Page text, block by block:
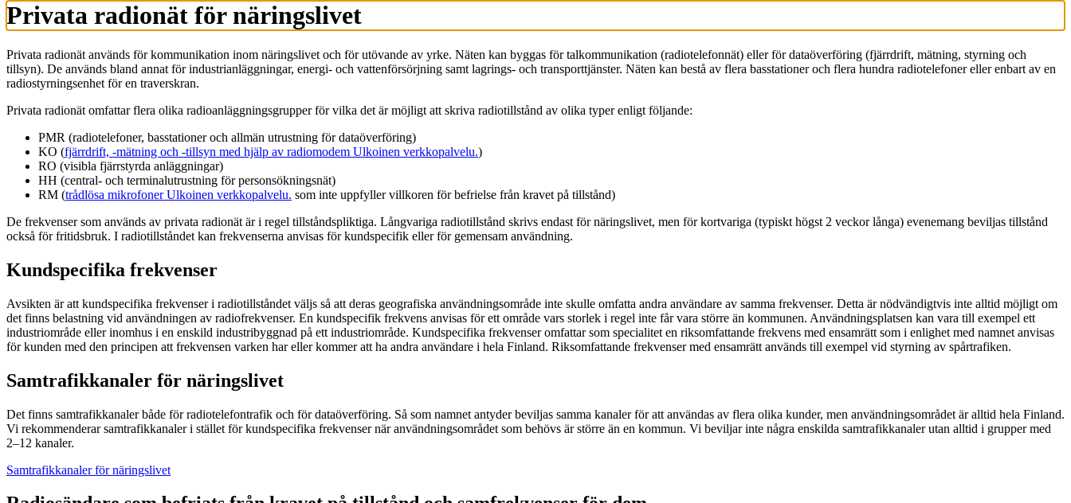
Privata radionät för näringslivet
Privata radionät används för kommunikation inom näringslivet och för utövande av yrke. Näten kan byggas för talkommunikation (radiotelefonnät) eller för dataöverföring (fjärrdrift, mätning, styrning och
tillsyn). De används bland annat för industrianläggningar, energi- och vattenförsörjning samt lagrings- och transporttjänster. Näten kan bestå av flera basstationer och flera hundra radiotelefoner eller enbart av en
radiostyrningsenhet för en traverskran.
Privata radionät omfattar flera olika radioanläggningsgrupper för vilka det är möjligt att skriva radiotillstånd av olika typer enligt följande:
PMR (radiotelefoner, basstationer och allmän utrustning för dataöverföring)
KO (fjärrdrift, -mätning och -tillsyn med hjälp av radiomodem Ulkoinen verkkopalvelu.)
RO (visibla fjärrstyrda anläggningar)
HH (central- och terminalutrustning för personsökningsnät)
RM (trådlösa mikrofoner Ulkoinen verkkopalvelu. som inte uppfyller villkoren för befrielse från kravet på tillstånd)
De frekvenser som används av privata radionät är i regel tillståndspliktiga. Långvariga radiotillstånd skrivs endast för näringslivet, men för kortvariga (typiskt högst 2 veckor långa) evenemang beviljas tillstånd
också för fritidsbruk. I radiotillståndet kan frekvenserna anvisas för kundspecifik eller för gemensam användning.
Kundspecifika frekvenser
Avsikten är att kundspecifika frekvenser i radiotillståndet väljs så att deras geografiska användningsområde inte skulle omfatta andra användare av samma frekvenser. Detta är nödvändigtvis inte alltid möjligt om
det finns belastning vid användningen av radiofrekvenser. En kundspecifik frekvens anvisas för ett område vars storlek i regel inte får vara större än kommunen. Användningsplatsen kan vara till exempel ett
industriområde eller inomhus i en enskild industribyggnad på ett industriområde. Kundspecifika frekvenser omfattar som specialitet en riksomfattande frekvens med ensamrätt som i enlighet med namnet anvisas
för kunden med den principen att frekvensen varken har eller kommer att ha andra användare i hela Finland. Riksomfattande frekvenser med ensamrätt används till exempel vid styrning av spårtrafiken.
Samtrafikkanaler för näringslivet
Det finns samtrafikkanaler både för radiotelefontrafik och för dataöverföring. Så som namnet antyder beviljas samma kanaler för att användas av flera olika kunder, men användningsområdet är alltid hela Finland.
Vi rekommenderar samtrafikkanaler i stället för kundspecifika frekvenser när användningsområdet som behövs är större än en kommun. Vi beviljar inte några enskilda samtrafikkanaler utan alltid i grupper med
2–12 kanaler.
Samtrafikkanaler för näringslivet